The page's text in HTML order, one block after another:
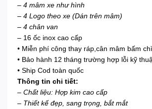
– 4 mâm xe như hình
– 4 Logo theo xe (Dán trên mâm)
– 4 chân van
– 16 ốc inox cao cấp
• Miễn phí công thay ráp,cân mâm bấm
• Bảo hành 12 tháng trường hợp lỗi kỹ
• Ship Cod toàn quốc
Thông tin chi tiết:
– Chất liệu: Hợp kim cao cấp
– Thiết kế đẹp, sang trọng, bắt mắt